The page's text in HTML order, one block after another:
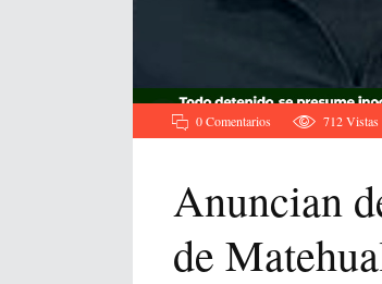
0 Comentarios 712Vistas
Anuncian
de